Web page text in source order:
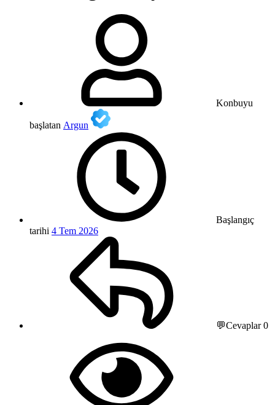
Konbuyu
başlatan Argun
Başlangıç
tarihi 4 Tem 2026
💬Cevaplar0